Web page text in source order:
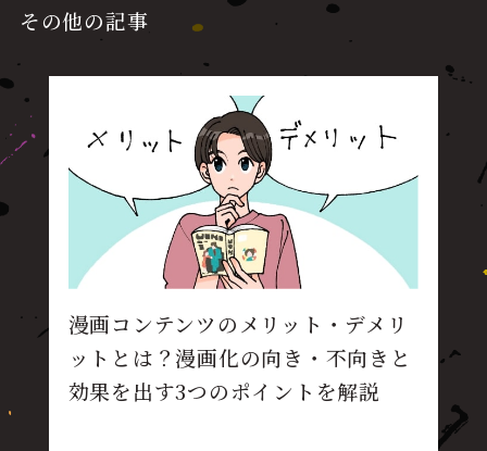
その他の記事
漫画コンテンツのメリット・デメリ
ットとは？漫画化の向き・不向きと
効果を出す3つのポイントを解説